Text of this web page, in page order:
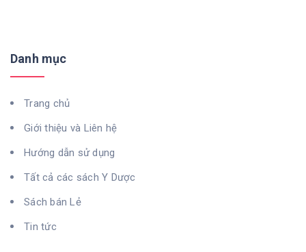
Danh mục
Trang chủ
Giới thiệu và Liên hệ
Hướng dẫn sử dụng
Tất cả các sách Y Dược
Sách bán Lẻ
Tin tức